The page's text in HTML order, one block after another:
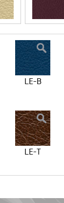
LE-B
LE-T